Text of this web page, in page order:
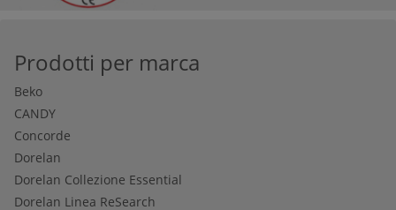
Prodotti per marca
Beko
CANDY
Concorde
Dorelan
Dorelan Collezione Essential
Dorelan Linea ReSearch